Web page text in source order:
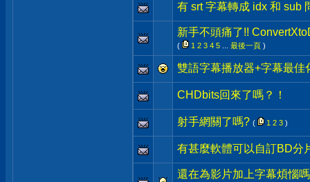
有 srt 字幕轉成 idx 和 sub
新手不頭痛了!!
( 1 2 3 4 5 最後一頁 )
雙語字幕播放器+字幕最佳
CHDbits回來了嗎？！
射手網關了嗎? ( 1 2 3 )
有甚麼軟體可以自訂BD分
還在為影片加上字幕煩惱